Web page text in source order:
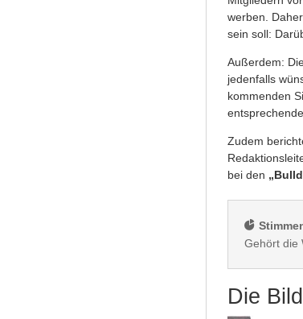
werben.
sein soll:
Außerdem:
jedenfalls
kommenden
Zudem
bei den
Die